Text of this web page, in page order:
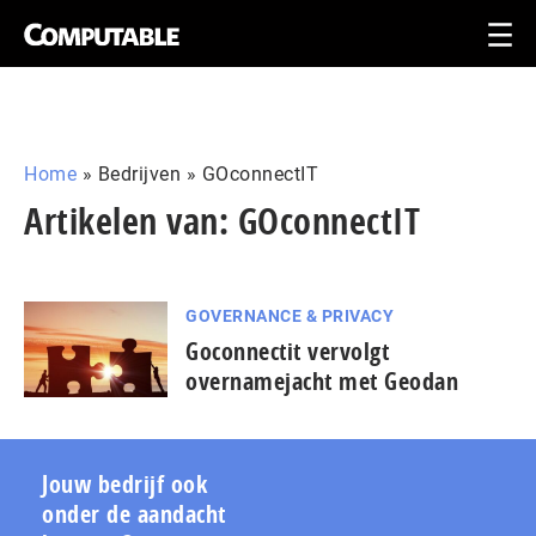
Home » Bedrijven » GOconnectIT
Artikelen van: GOconnectIT
GOVERNANCE & PRIVACY
Goconnectit vervolgt
overnamejacht met Geodan
Jouw bedrijf ook
onder de aandacht